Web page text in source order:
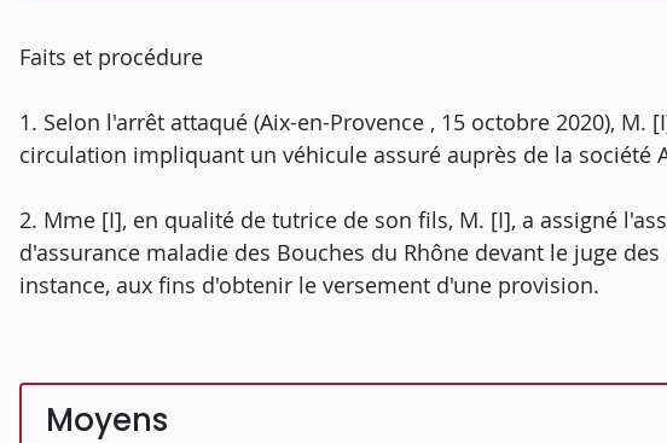
Faits et procédure
1. Selon l'arrêt attaqué (Aix-en-Provence , 15 octobre 2020), M.
circulation impliquant un véhicule assuré auprès de la société
2. Mme [I], en qualité de tutrice de son fils, M. [I], a assigné
d'assurance maladie des Bouches du Rhône devant le juge
instance, aux fins d'obtenir le versement d'une provision.
Moyens